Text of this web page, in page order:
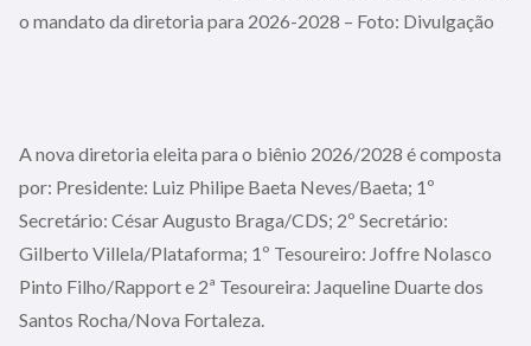
o mandato da diretoria para 2026-2028 – Foto: Divulgação
A nova diretoria eleita para o biênio 2026/2028 é composta
por: Presidente: Luiz Philipe Baeta Neves/Baeta; 1º
Secretário: César Augusto Braga/CDS; 2º Secretário:
Gilberto Villela/Plataforma; 1º Tesoureiro: Joffre Nolasco
Pinto Filho/Rapport e 2ª Tesoureira: Jaqueline Duarte dos
Santos Rocha/Nova Fortaleza.